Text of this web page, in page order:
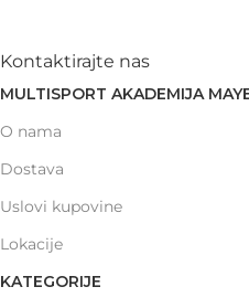
Kontaktirajte nas
MULTISPORT AKADEMIJA
O nama
Dostava
Uslovi kupovine
Lokacije
KATEGORIJE